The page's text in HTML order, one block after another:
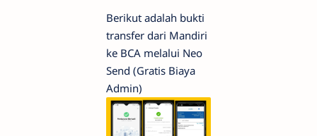
Berikut adalah bukti
transfer dari Mandiri
ke BCA melalui Neo
Send (Gratis Biaya
Admin)